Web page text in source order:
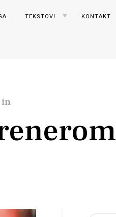
TEKSTOVI TOGGLE
CHILD
KONTAKT
in